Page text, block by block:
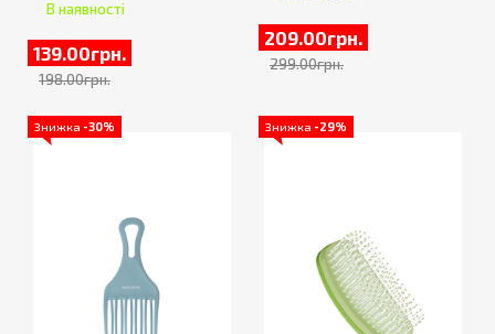
В наявності
139.00грн.
198.00грн.
209.00грн.
299.00грн.
Знижка -30% Знижка -29%